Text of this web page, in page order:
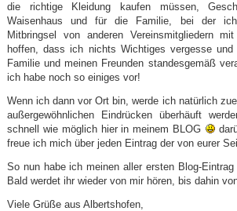
die richtige Kleidung kaufen müssen,
Waisenhaus und für die Familie, bei der
Mitbringsel von anderen Vereinsmitgliedern
hoffen, dass ich nichts Wichtiges vergesse
Familie und meinen Freunden standesgemäß
ich habe noch so einiges vor!
Wenn ich dann vor Ort bin, werde ich natürlich
außergewöhnlichen Eindrücken überhäuft
schnell wie möglich hier in meinem BLOG
freue ich mich über jeden Eintrag der von eurer
So nun habe ich meinen aller ersten Blog-
Bald werdet ihr wieder von mir hören, bis dahin
Viele Grüße aus Albertshofen,